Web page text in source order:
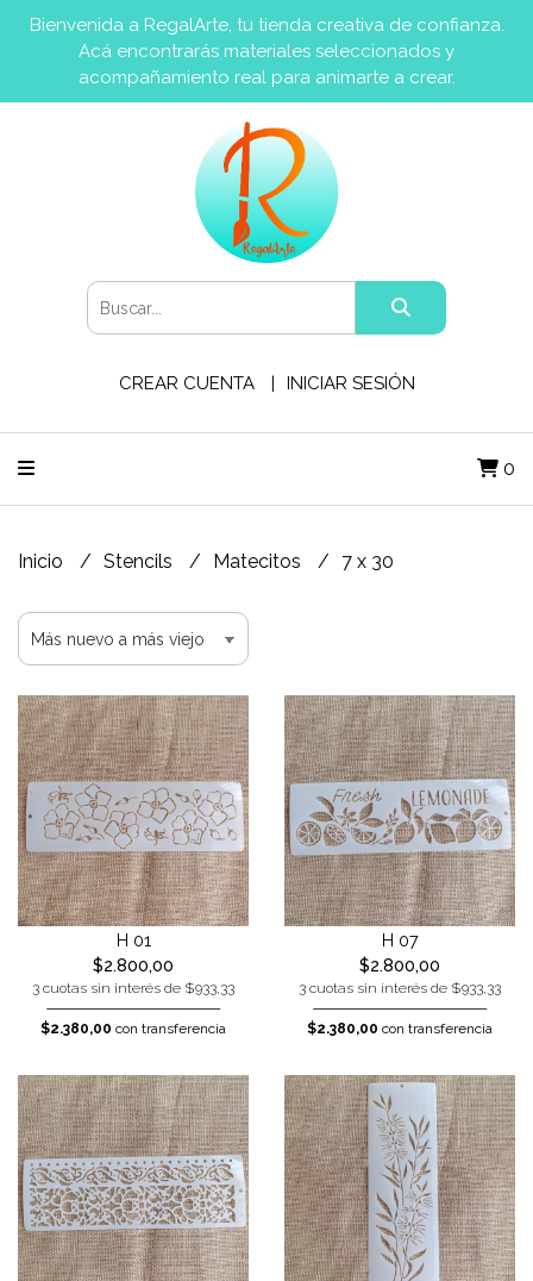
Bienvenida a RegalArte, tu tienda creativa de confianza.
Acá encontrarás materiales seleccionados y
acompañamiento real para animarte a crear.
CREAR CUENTA INICIAR SESIÓN
0
Inicio Stencils Matecitos 7 x 30
H 01
$2.800,00
3 cuotas sin interés de $933,33
$2.380,00 con transferencia
H 07
$2.800,00
3 cuotas sin interés de $933,33
$2.380,00 con transferencia